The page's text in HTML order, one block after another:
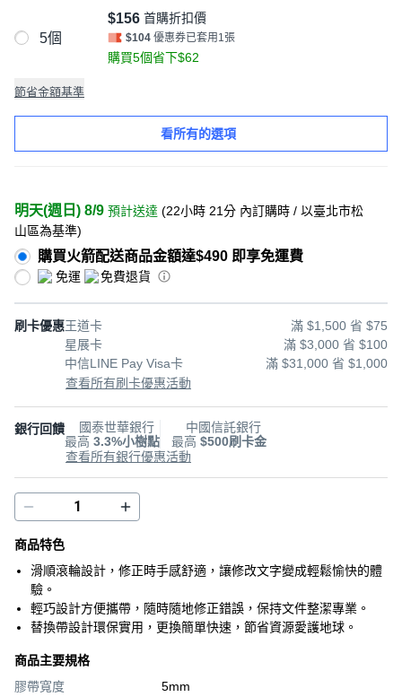
5個
$156 首購折扣價
$104 優惠券已套用1張
購買5個省下$62
節省金額基準
看所有的選項
明天(週日) 8/9 預計送達 (22小時 21分 內訂購時 / 以臺北市松
山區為基準)
購買火箭配送商品金額達$490 即享免運費
免運 免費退貨
刷卡優惠王道卡
滿 $1,500 省 $75
星展卡
滿 $3,000 省 $100
中信LINE Pay Visa卡
滿 $31,000 省 $1,000
查看所有刷卡優惠活動
銀行回饋
國泰世華銀行
最高 3.3%小樹點
中國信託銀行
最高 $500刷卡金
查看所有銀行優惠活動
商品特色
滑順滾輪設計，修正時手感舒適，讓修改文字變成輕鬆愉快的體
驗。
輕巧設計方便攜帶，隨時隨地修正錯誤，保持文件整潔專業。
替換帶設計環保實用，更換簡單快速，節省資源愛護地球。
商品主要規格
膠帶寬度
5mm